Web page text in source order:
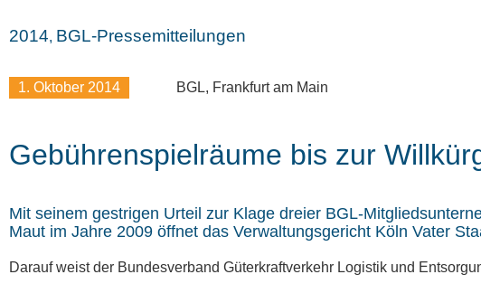
2014, BGL-Pressemitteilungen
1. Oktober 2014 BGL, Frankfurt am Main
Gebührenspielräume bis zur
Mit seinem gestrigen Urteil zur Klage dreier BGL-
Maut im Jahre 2009 öffnet das Verwaltungsgericht Köln Vater
Darauf weist der Bundesverband Güterkraftverkehr Logistik und